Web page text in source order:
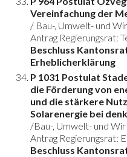
Vereinfachung der
/ Bau-, Umwelt- und
Antrag Regierungsrat:
Beschluss
Erheblicherklärung
P 1031 Postulat
die Förderung von
und die stärkere
Solarenergie bei
/Bau-, Umwelt- und
Antrag Regierungsrat:
Beschluss